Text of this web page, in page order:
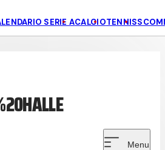
SERIE ACALCIOTENNIS
Menu